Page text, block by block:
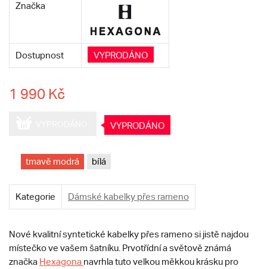
Značka
Dostupnost VYPRODÁNO
1 990 Kč
VYPRODÁNO
tmavě modrá bílá
Kategorie Dámské kabelky přes rameno
Nové kvalitní syntetické kabelky přes rameno si jistě najdou
místečko ve vašem šatníku. Prvotřídní a světově známá
značka Hexagona navrhla tuto velkou měkkou krásku pro